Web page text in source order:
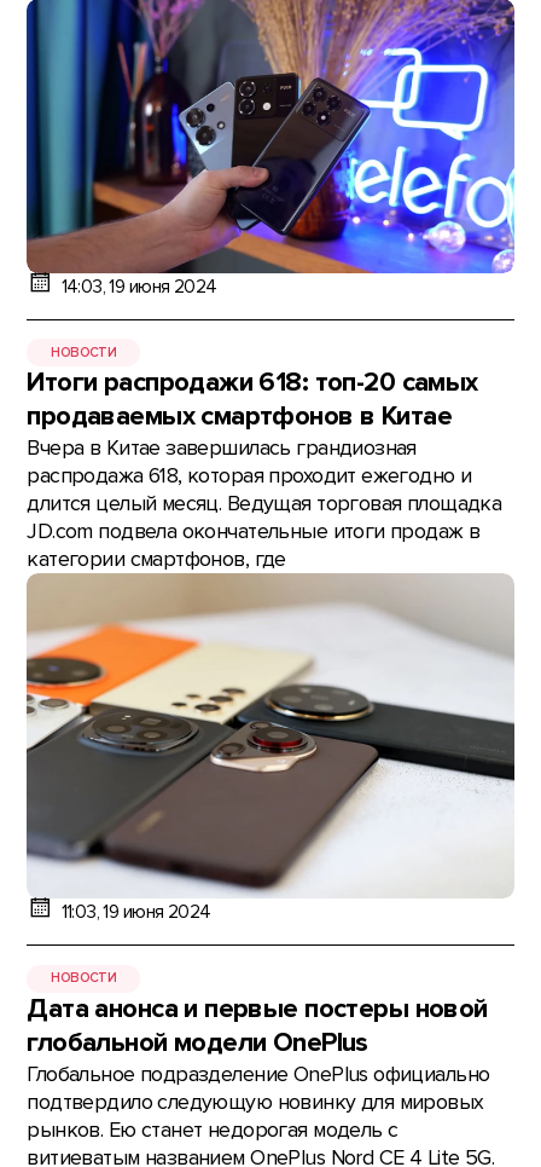
14:03, 19 июня 2024
НОВОСТИ
Итоги распродажи 618: топ-20 самых
продаваемых смартфонов в Китае
Вчера в Китае завершилась грандиозная
распродажа 618, которая проходит ежегодно и
длится целый месяц. Ведущая торговая площадка
JD.com подвела окончательные итоги продаж в
категории смартфонов, где
11:03, 19 июня 2024
НОВОСТИ
Дата анонса и первые постеры новой
глобальной модели OnePlus
Глобальное подразделение OnePlus официально
подтвердило следующую новинку для мировых
рынков. Ею станет недорогая модель с
витиеватым названием OnePlus Nord CE 4 Lite 5G.